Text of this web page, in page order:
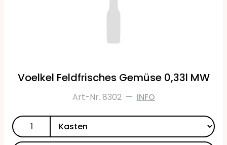
Voelkel Feldfrisches Gemüse 0,33l MW
Art-Nr. 8302 — INFO